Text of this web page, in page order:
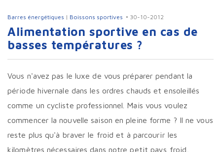
Barres énergétiques | Boissons sportives 30-10-2012
Alimentation sportive en cas de
basses températures ?
Vous n'avez pas le luxe de vous préparer pendant la
période hivernale dans les ordres chauds et ensoleillés
comme un cycliste professionnel. Mais vous voulez
commencer la nouvelle saison en pleine forme ? Il ne vous
reste plus qu'à braver le froid et à parcourir les
kilomètres nécessaires dans notre petit pays froid,